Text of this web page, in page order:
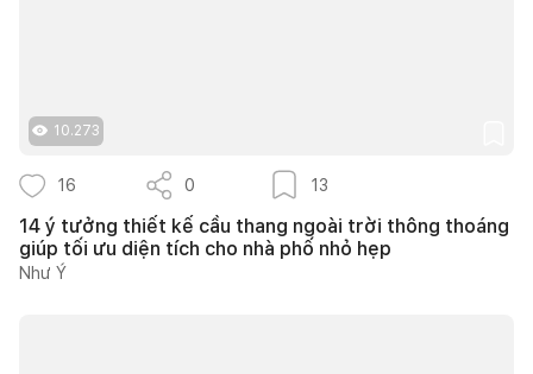
10.273
16 0 13
14 ý tưởng thiết kế cầu thang ngoài trời thông thoáng
giúp tối ưu diện tích cho nhà phố nhỏ hẹp
Như Ý